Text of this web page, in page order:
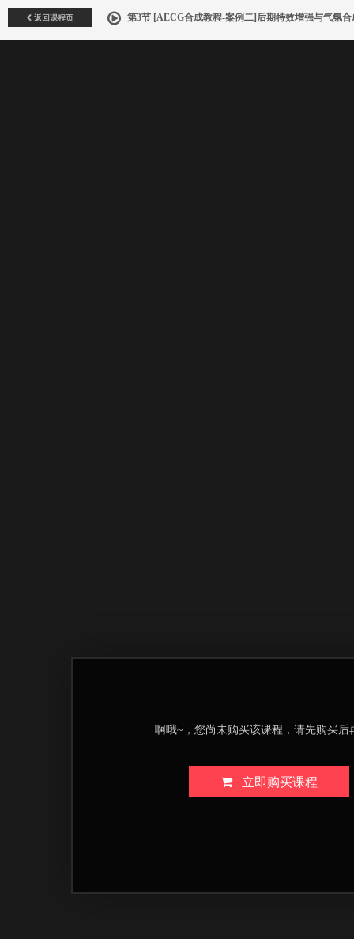
返回课程页 第3节 [AECG合成教程-案例二]后期特效增强与气氛合
啊哦~，您尚未购买该课程，请先购买后
立即购买课程